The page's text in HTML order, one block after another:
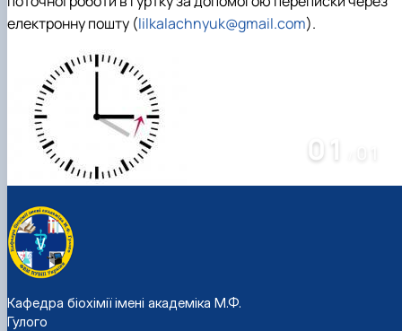
електронну пошту (lilkalachnyuk@gmail.com).
01
Кафедра біохімії імені академіка М.Ф.
Гулого